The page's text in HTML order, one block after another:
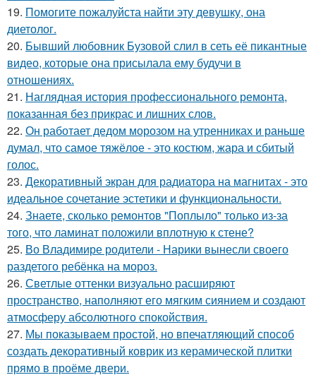
19. Помогите пожалуйста найти эту девушку, она
диетолог.
20. Бывший любовник Бузовой слил в сеть её пикантные
видео, которые она присылала ему будучи в
отношениях.
21. Наглядная история профессионального ремонта,
показанная без прикрас и лишних слов.
22. Он работает дедом морозом на утренниках и раньше
думал, что самое тяжёлое - это костюм, жара и сбитый
голос.
23. Декоративный экран для радиатора на магнитах - это
идеальное сочетание эстетики и функциональности.
24. Знаете, сколько ремонтов "Поплыло" только из-за
того, что ламинат положили вплотную к стене?
25. Во Владимире родители - Нарики вынесли своего
раздетого ребёнка на мороз.
26. Светлые оттенки визуально расширяют
пространство, наполняют его мягким сиянием и создают
атмосферу абсолютного спокойствия.
27. Мы показываем простой, но впечатляющий способ
создать декоративный коврик из керамической плитки
прямо в проёме двери.